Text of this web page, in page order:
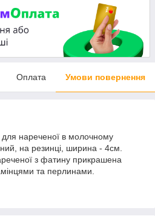
Оплата Умови повернення
для нареченої в молочному
на резинці, ширина - 4см.
з фатину прикрашена
та перлинами.